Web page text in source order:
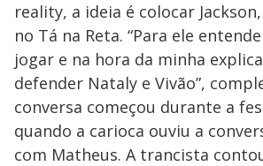
reality, a ideia é colocar
no Tá na Reta. “Para ele
jogar e na hora da minha
defender Nataly e Vivão”,
conversa começou durante a
quando a carioca ouviu a
com Matheus. A trancista